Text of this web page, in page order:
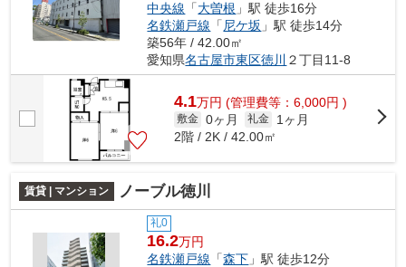
中央線 「大曽根 」駅 徒歩16分
名鉄瀬戸線 「 尼ケ坂 」駅 徒歩14分
築56年 / 42.00㎡
愛知県名古屋市東区徳川 ２丁目11-8
4.1万円 (管理費等：6,000円 )
敷金 0ヶ月 礼金
1ヶ月
2階 / 2K / 42.00㎡
賃貸 | マンション ノーブル徳川
礼0
16.2万円
名鉄瀬戸線 「森下 」駅 徒歩12分